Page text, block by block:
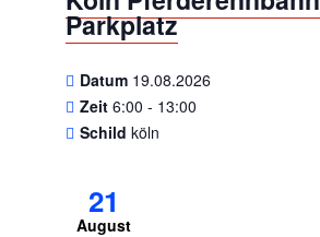
Parkplatz
Datum 19.08.2026
Zeit 6:00 - 13:00
Schild köln
21
August